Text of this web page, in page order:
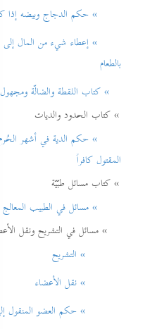
» حكم الدجاج وبيضه إذا
» إعطاء شيء من المال إلی
بالطعام
» كتاب اللقطة والضالّة
» كتاب الحدود والديات
» حكم الدية في أشهر الحُرم
المقتول كافراً
» كتاب مسائل طبّيّة
» مسائل في الطبيب المعالج
» مسائل في التشريح ونقل
» التشريح
» نقل الأعضاء
» حكم العضو المنقول